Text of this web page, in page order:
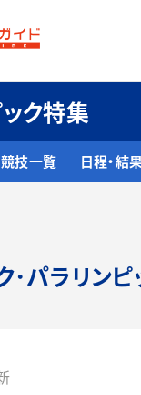
ク特集
競技一覧 日程・結
･パラリン